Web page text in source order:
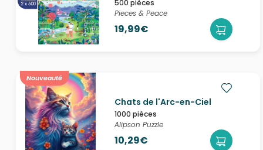
500 pièces
Pieces & Peace
19,99€
Nouveauté
Chats de l'Arc-en-Ciel
1000 pièces
Alipson Puzzle
10,29€